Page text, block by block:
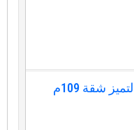
فرصة لم ولن تتكرر لعشاق التميز شقة 109م